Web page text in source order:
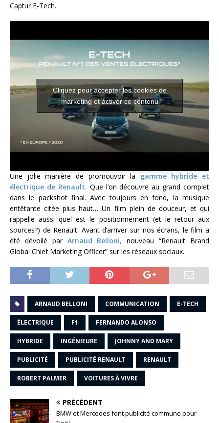
Captur E-Tech.
Cliquez pour accepter les cookies de
marketing et activer ce contenu
Une jolie manière de promouvoir la gamme hybride et
électrique de Renault. Que l’on découvre au grand complet
dans le packshot final. Avec toujours en fond, la musique
entêtante citée plus haut… Un film plein de douceur, et qui
rappelle aussi quel est le positionnement (et le retour aux
sources?) de Renault. Avant d’arriver sur nos écrans, le film a
été dévoilé par Arnaud Belloni, nouveau “Renault Brand
Global Chief Marketing Officer” sur les réseaux sociaux.
ARNAUD BELLONI COMMUNICATION E-TECH
ÉLECTRIQUE F1 FERNANDO ALONSO
HYBRIDE INGÉNIEURE JOHNNY AND MARY
PUBLICITÉ PUBLICITÉ RENAULT RENAULT
ROBERT PALMER VOITURES À VIVRE
PRÉCÉDENT
BMW et Mercedes font publicité commune pour